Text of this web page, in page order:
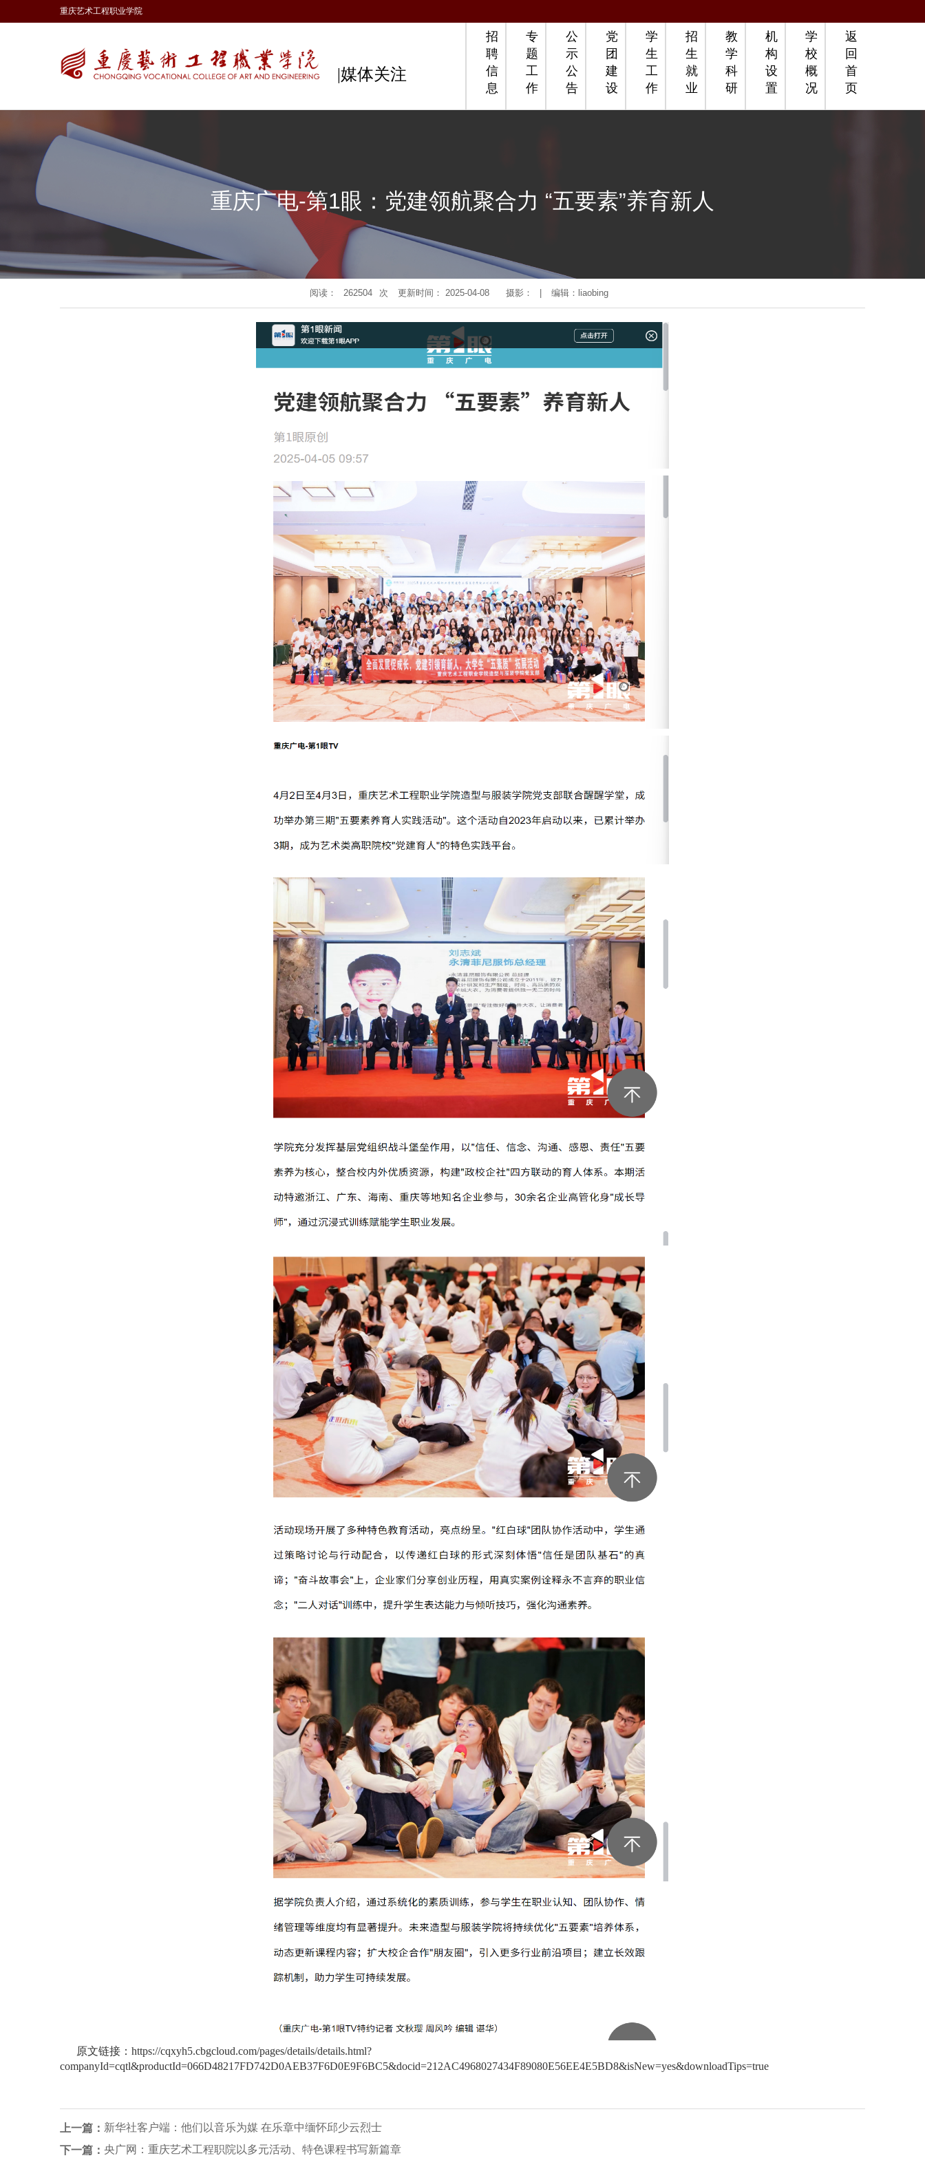
重庆艺术工程职业学院
|媒体关注
返
回
首
页
学
校
概
况
机
构
设
置
教
学
科
研
招
生
就
业
学
生
工
作
党
团
建
设
公
示
公
告
专
题
工
作
招
聘
信
息
重庆广电-第1眼：党建领航聚合力 “五要素”养育新人
阅读： 262504 次 更新时间： 2025-04-08 摄影： 编辑：liaobing
原文链接： https://cqxyh5.cbgcloud.com/pages/details/details.html?
companyId=cqtl&productId=066D48217FD742D0AEB37F6D0E9F6BC5&docid=212AC4968027434F89080E56EE4E5BD8&isNew=yes&downloadTips=true
上一篇： 新华社客户端：他们以音乐为媒 在乐章中缅怀邱少云烈士
下一篇： 央广网：重庆艺术工程职院以多元活动、特色课程书写新篇章